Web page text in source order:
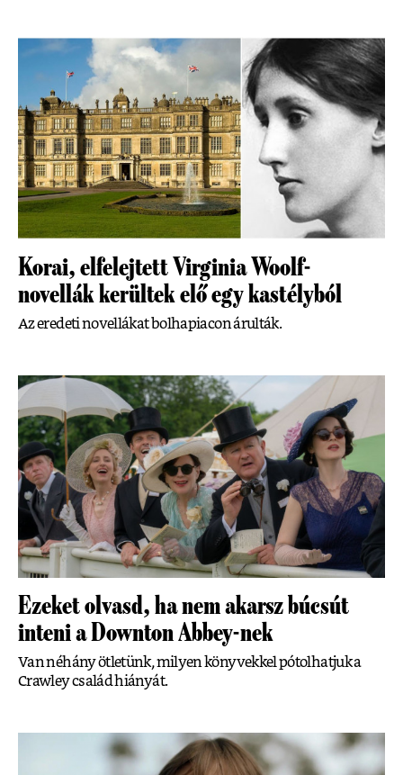
Korai, elfelejtett Virginia Woolf-
novellák kerültek elő egy kastélyból
Az eredeti novellákat bolhapiacon árulták.
Ezeket olvasd, ha nem akarsz búcsút
inteni a Downton Abbey-nek
Van néhány ötletünk, milyen könyvekkel pótolhatjuk a
Crawley család hiányát.